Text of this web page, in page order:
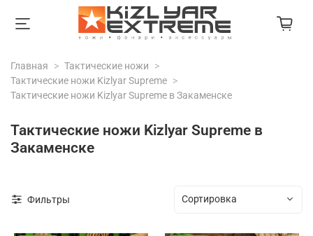
Главная
Тактические ножи
Тактические ножи Kizlyar Supreme
Тактические ножи Kizlyar Supreme в Закаменске
Тактические ножи Kizlyar Supreme в
Закаменске
Фильтры